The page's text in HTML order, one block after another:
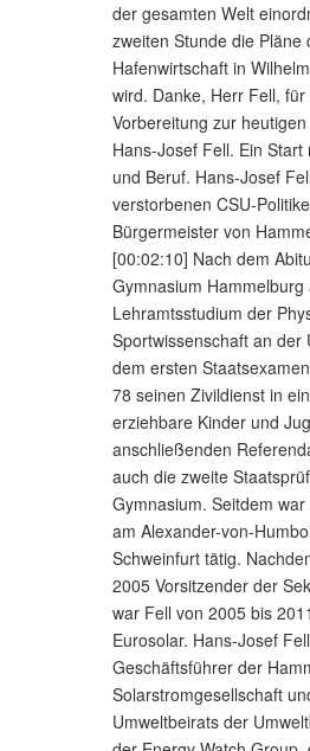
der gesamten Welt
zweiten Stunde die Pläne
Hafenwirtschaft in
wird. Danke, Herr Fell,
Vorbereitung zur
Hans-Josef Fell. Ein
und Beruf. Hans-Josef
verstorbenen CSU-
Bürgermeister von
[00:02:10] Nach dem
Gymnasium
Lehramtsstudium der
Sportwissenschaft an der
dem ersten
78 seinen Zivildienst in
erziehbare Kinder und
anschließenden
auch die zweite
Gymnasium. Seitdem
am Alexander-von-
Schweinfurt tätig.
2005 Vorsitzender der
war Fell von 2005 bis
Eurosolar. Hans-Josef
Geschäftsführer der
Solarstromgesellschaft
Umweltbeirats der